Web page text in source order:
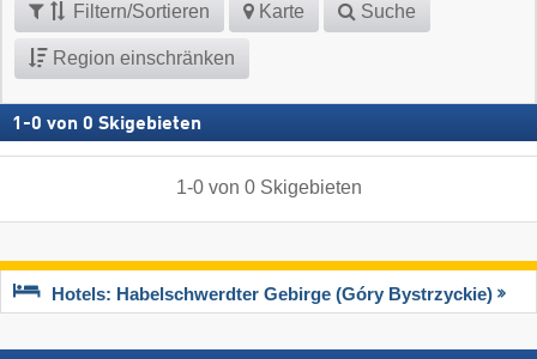
Filtern/Sortieren Karte Suche
Region einschränken
1 -0 von 0 Skigebieten
1-0von 0 Skigebieten
Hotels: Habelschwerdter Gebirge (Góry Bystrzyckie)